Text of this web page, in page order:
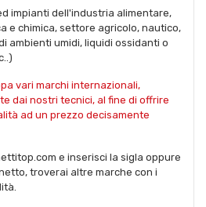
impianti dell'industria alimentare,
e chimica, settore agricolo, nautico,
ambienti umidi, liquidi ossidanti o
vari marchi internazionali,
dai nostri tecnici, al fine di offrire
ad un prezzo decisamente
e inserisci la sigla oppure
troverai altre marche con i